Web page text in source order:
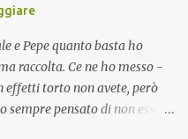
piatto a base di peperone.
Francesco Luci e ...
e Pepe quanto basta ho
raccolta. Ce ne ho messo -
effetti torto non avete, però
sempre pensato di non essere